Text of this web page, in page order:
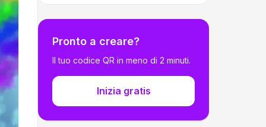
Pronto a creare?
Il tuo codice QR in meno di 2 minuti.
Inizia gratis